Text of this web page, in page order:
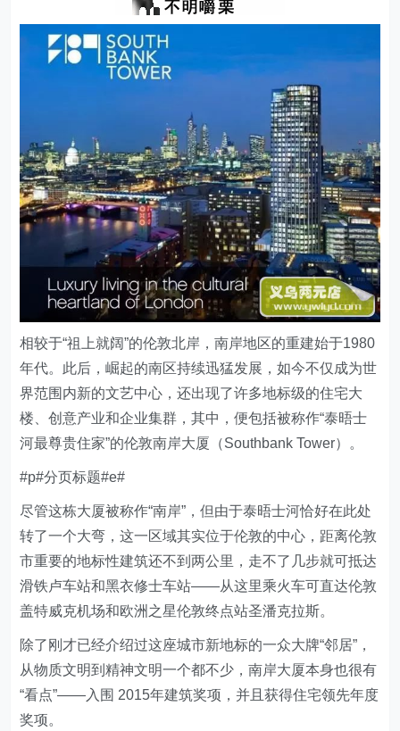
相较于“祖上就阔”的伦敦北岸，南岸地区的重建始于1980
年代。此后，崛起的南区持续迅猛发展，如今不仅成为世
界范围内新的文艺中心，还出现了许多地标级的住宅大
楼、创意产业和企业集群，其中，便包括被称作“泰晤士
河最尊贵住家”的伦敦南岸大厦（Southbank Tower）。
#p#分页标题#e#
尽管这栋大厦被称作“南岸”，但由于泰晤士河恰好在此处
转了一个大弯，这一区域其实位于伦敦的中心，距离伦敦
市重要的地标性建筑还不到两公里，走不了几步就可抵达
滑铁卢车站和黑衣修士车站——从这里乘火车可直达伦敦
盖特威克机场和欧洲之星伦敦终点站圣潘克拉斯。
除了刚才已经介绍过这座城市新地标的一众大牌“邻居”，
从物质文明到精神文明一个都不少，南岸大厦本身也很有
“看点”——入围 2015年建筑奖项，并且获得住宅领先年度
奖项。